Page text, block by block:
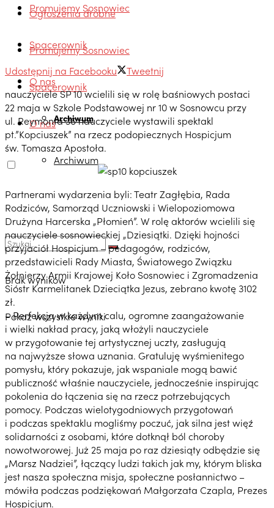
Promujemy Sosnowiec
Spacerownik
O nas
Archiwum
Ogłoszenia drobne
Promujemy Sosnowiec
Spacerownik
O nas
Archiwum
Brak wyników
Pokaż wszystkie wyniki
Udostępnij na Facebooku
Tweetnij
nauczyciele SP 10 wcielili się w rolę baśniowych postaci
22 maja w Szkole Podstawowej nr 10 w Sosnowcu przy
ul. Reymonta 36 nauczyciele wystawili spektakl
pt.”Kopciuszek” na rzecz podopiecznych Hospicjum
św. Tomasza Apostoła.
Partnerami wydarzenia byli: Teatr Zagłębia, Rada
Rodziców, Samorząd Uczniowski i Wielopoziomowa
Drużyna Harcerska „Płomień”. W rolę aktorów wcielili się
nauczyciele sosnowieckiej „Dziesiątki. Dzięki hojności
przyjaciół Hospicjum – pedagogów, rodziców,
przedstawicieli Rady Miasta, Światowego Związku
Żołnierzy Armii Krajowej Koło Sosnowiec i Zgromadzenia
Sióstr Karmelitanek Dzieciątka Jezus, zebrano kwotę 3102
zł.
– Perfekcja w każdym calu, ogromne zaangażowanie
i wielki nakład pracy, jaką włożyli nauczyciele
w przygotowanie tej artystycznej uczty, zasługują
na najwyższe słowa uznania. Gratuluję wyśmienitego
pomysłu, który pokazuje, jak wspaniale mogą bawić
publiczność właśnie nauczyciele, jednocześnie inspirując
pokolenia do łączenia się na rzecz potrzebujących
pomocy. Podczas wielotygodniowych przygotowań
i podczas spektaklu mogliśmy poczuć, jak silna jest więź
solidarności z osobami, które dotknął ból choroby
nowotworowej. Już 25 maja po raz dziesiąty odbędzie się
„Marsz Nadziei”, łączący ludzi takich jak my, którym bliska
jest nasza społeczna misja, społeczne posłannictwo –
mówiła podczas podziękowań Małgorzata Czapla, Prezes
Hospicjum.